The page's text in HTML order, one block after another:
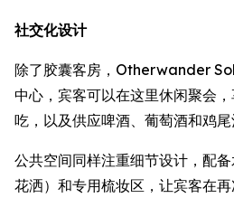
社交化设计
除了胶囊客房，Otherwander
中心，宾客可以在这里休闲聚会
吃，以及供应啤酒、葡萄酒和鸡尾
公共空间同样注重细节设计，配
花洒）和专用梳妆区，让宾客在再